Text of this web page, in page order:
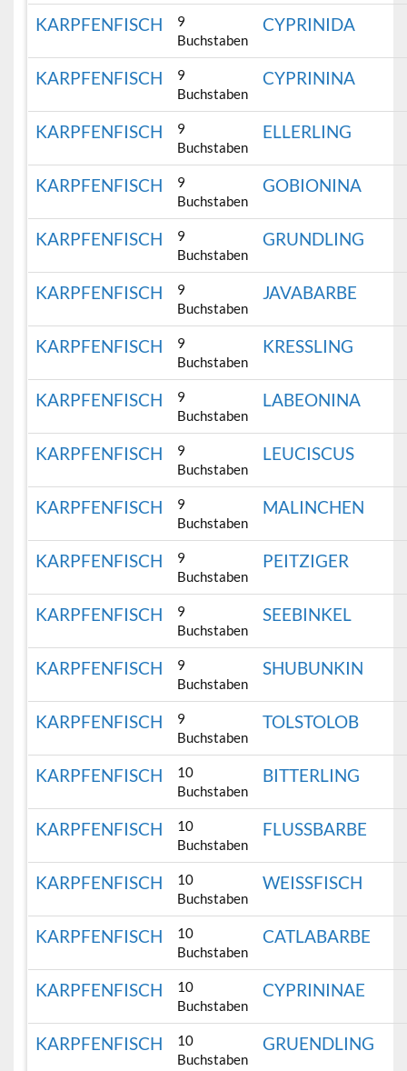
KARPFENFISCH
9
Buchstaben
CYPRINIDA
KARPFENFISCH
9
Buchstaben
CYPRININA
KARPFENFISCH
9
Buchstaben
ELLERLING
KARPFENFISCH
9
Buchstaben
GOBIONINA
KARPFENFISCH
9
Buchstaben
GRUNDLING
KARPFENFISCH
9
Buchstaben
JAVABARBE
KARPFENFISCH
9
Buchstaben
KRESSLING
KARPFENFISCH
9
Buchstaben
LABEONINA
KARPFENFISCH
9
Buchstaben
LEUCISCUS
KARPFENFISCH
9
Buchstaben
MALINCHEN
KARPFENFISCH
9
Buchstaben
PEITZIGER
KARPFENFISCH
9
Buchstaben
SEEBINKEL
KARPFENFISCH
9
Buchstaben
SHUBUNKIN
KARPFENFISCH
9
Buchstaben
TOLSTOLOB
KARPFENFISCH
10
Buchstaben
BITTERLING
KARPFENFISCH
10
Buchstaben
FLUSSBARBE
KARPFENFISCH
10
Buchstaben
WEISSFISCH
KARPFENFISCH
10
Buchstaben
CATLABARBE
KARPFENFISCH
10
Buchstaben
CYPRININAE
KARPFENFISCH
10
Buchstaben
GRUENDLING